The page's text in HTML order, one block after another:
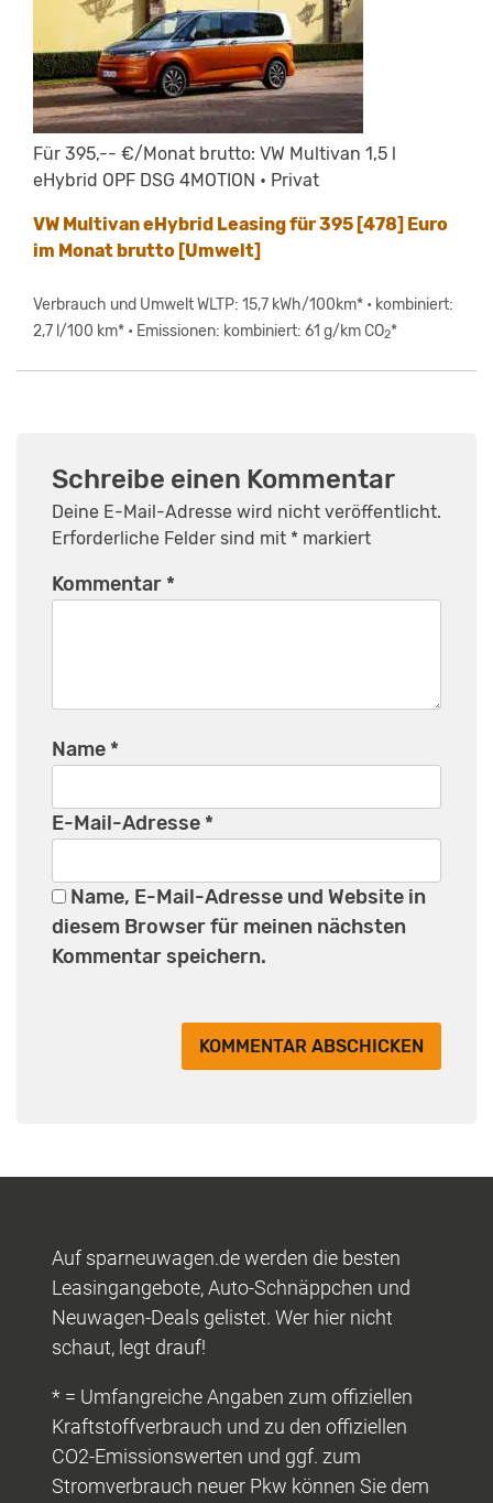
Für 395,-- €/Monat brutto: VW Multivan 1,5 l
eHybrid OPF DSG 4MOTION • Privat
VW Multivan eHybrid Leasing für 395 [478] Euro
im Monat brutto [Umwelt]
Verbrauch und Umwelt WLTP: 15,7 kWh/100km* • kombiniert:
2,7 l/100 km* • Emissionen: kombiniert: 61 g/km CO2*
Schreibe einen Kommentar
Deine E-Mail-Adresse wird nicht veröffentlicht.
Erforderliche Felder sind mit * markiert
Kommentar *
Name *
E-Mail-Adresse *
Name, E-Mail-Adresse und Website in
diesem Browser für meinen nächsten
Kommentar speichern.
Auf sparneuwagen.de werden die besten
Leasingangebote, Auto-Schnäppchen und
Neuwagen-Deals gelistet. Wer hier nicht
schaut, legt drauf!
* = Umfangreiche Angaben zum offiziellen
Kraftstoffverbrauch und zu den offiziellen
CO2-Emissionswerten und ggf. zum
Stromverbrauch neuer Pkw können Sie dem